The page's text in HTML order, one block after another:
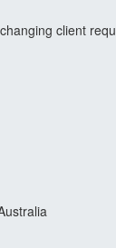
client